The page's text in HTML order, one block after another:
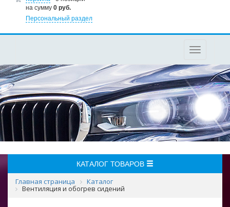
на сумму 0 руб.
Персональный раздел
Toggle
КАТАЛОГ ТОВАРОВ
Главная страница Каталог
Вентиляция и обогрев сидений